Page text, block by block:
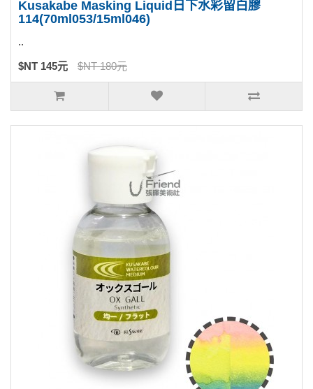
Kusakabe Masking Liquid日下水彩留白膠
114(70ml053/15ml046)
..
$NT 145元 $NT 180元